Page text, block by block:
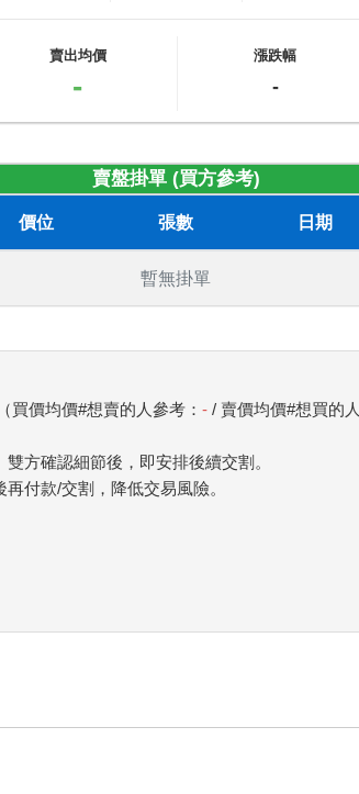
賣出均價
-
漲跌幅
-
賣盤掛單 (買方參考)
價位 張數 日期
暫無掛單
買價均價#想賣的人參考：- / 賣價均價#想買的人
方確認細節後，即安排後續交割。
付款/交割，降低交易風險。